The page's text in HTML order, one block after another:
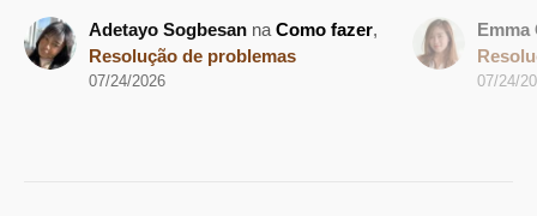
Adetayo Sogbesan na Como fazer,
Resolução de problemas
07/24/2026 07/24/